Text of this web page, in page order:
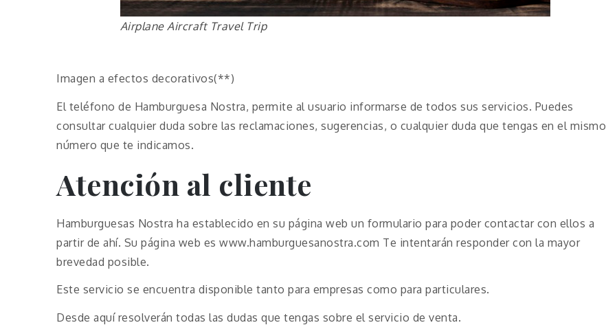
Airplane Aircraft Travel Trip
Imagen a efectos decorativos(**)
El teléfono de Hamburguesa Nostra, permite al usuario informarse de todos sus servicios. Puedes
consultar cualquier duda sobre las reclamaciones, sugerencias, o cualquier duda que tengas en el mismo
número que te indicamos.
Atención al cliente
Hamburguesas Nostra ha establecido en su página web un formulario para poder contactar con ellos a
partir de ahí. Su página web es www.hamburguesanostra.com Te intentarán responder con la mayor
brevedad posible.
Este servicio se encuentra disponible tanto para empresas como para particulares.
Desde aquí resolverán todas las dudas que tengas sobre el servicio de venta.